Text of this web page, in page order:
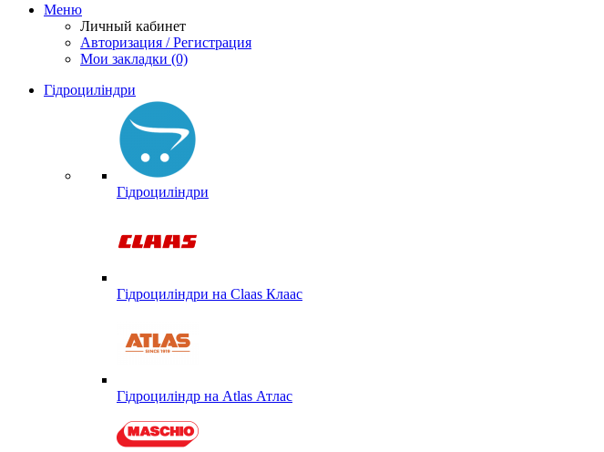
Меню
Личный кабинет
Авторизация / Регистрация
Мои закладки (0)
Гідроциліндри
Гідроциліндри
Гідроциліндри на Claas Клаас
Гідроциліндр на Atlas Атлас